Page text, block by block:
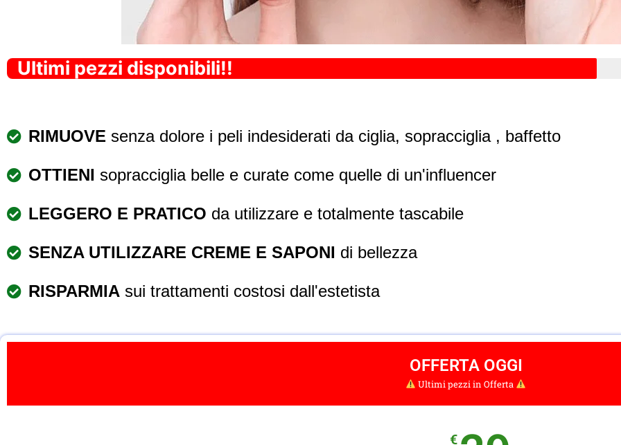
Ultimi pezzi disponibili!!
RIMUOVE senza dolore i peli indesiderati da ciglia, sopracciglia , baffetto
OTTIENI sopracciglia belle e curate come quelle di un'influencer
LEGGERO E PRATICO da utilizzare e totalmente tascabile
SENZA UTILIZZARE CREME E SAPONI di bellezza
RISPARMIA sui trattamenti costosi dall'estetista
OFFERTA OGGI
Ultimi pezzi in Offerta
€